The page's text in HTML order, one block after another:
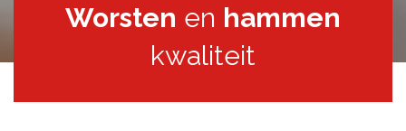
Worsten en hammen
kwaliteit